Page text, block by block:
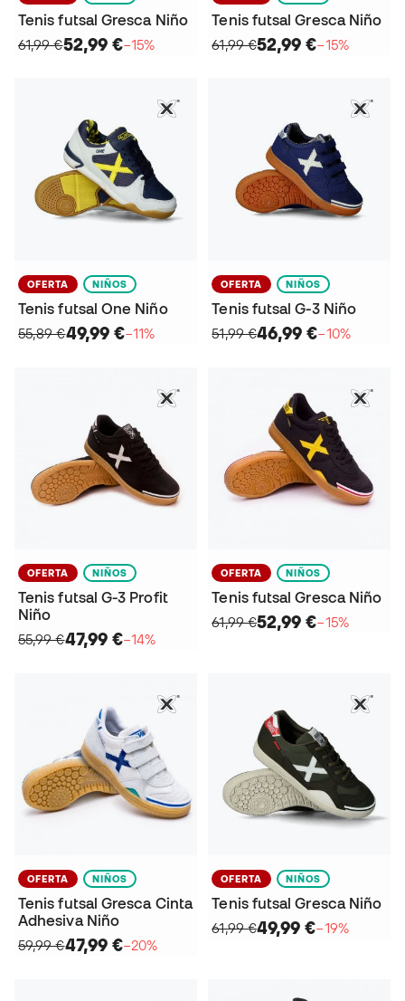
Tenis futsal Gresca Niño
61,99 €52,99 €−15%
Tenis futsal Gresca Niño
61,99 €52,99 €−15%
OFERTA NIÑOS
Tenis futsal One Niño
55,89 €49,99 €−11%
OFERTA NIÑOS
Tenis futsal G-3 Niño
51,99 €46,99 €−10%
OFERTA NIÑOS
Tenis futsal G-3 Profit
Niño
55,99 €47,99 €−14%
OFERTA NIÑOS
Tenis futsal Gresca Niño
61,99 €52,99 €−15%
OFERTA NIÑOS
Tenis futsal Gresca Cinta
Adhesiva Niño
59,99 €47,99 €−20%
OFERTA NIÑOS
Tenis futsal Gresca Niño
61,99 €49,99 €−19%